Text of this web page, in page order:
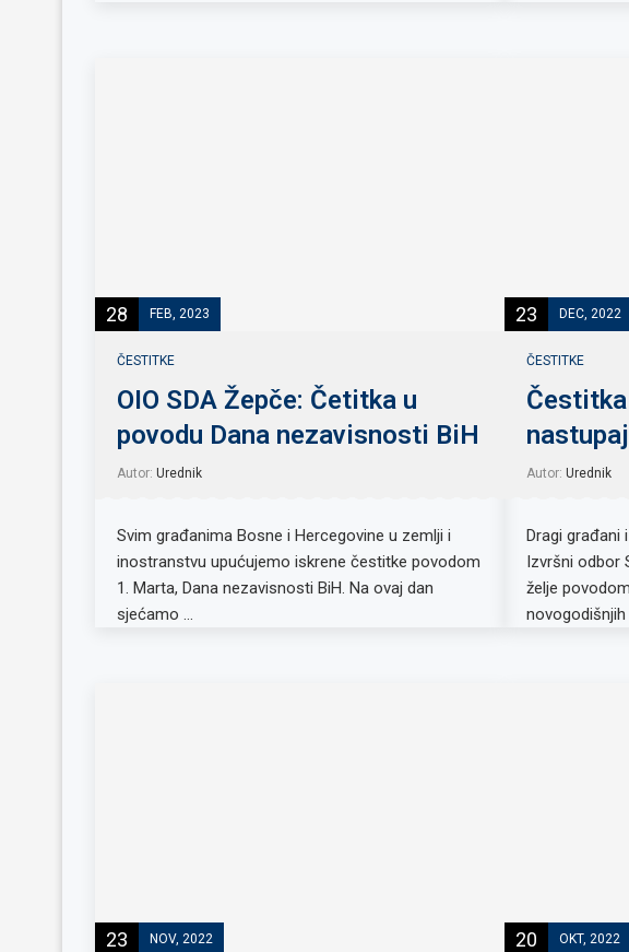
28 FEB, 2023
ČESTITKE
OIO SDA Žepče: Četitka u
povodu Dana nezavisnosti BiH
Autor: Urednik
Svim građanima Bosne i Hercegovine u zemlji i
inostranstvu upućujemo iskrene čestitke povodom
1. Marta, Dana nezavisnosti BiH. Na ovaj dan
sjećamo …
23 DEC, 2022
ČESTITKE
Autor: Urednik
Dragi građani
Izvršni odbor
želje
novogodišnjih
23 NOV, 2022 20 OKT, 2022